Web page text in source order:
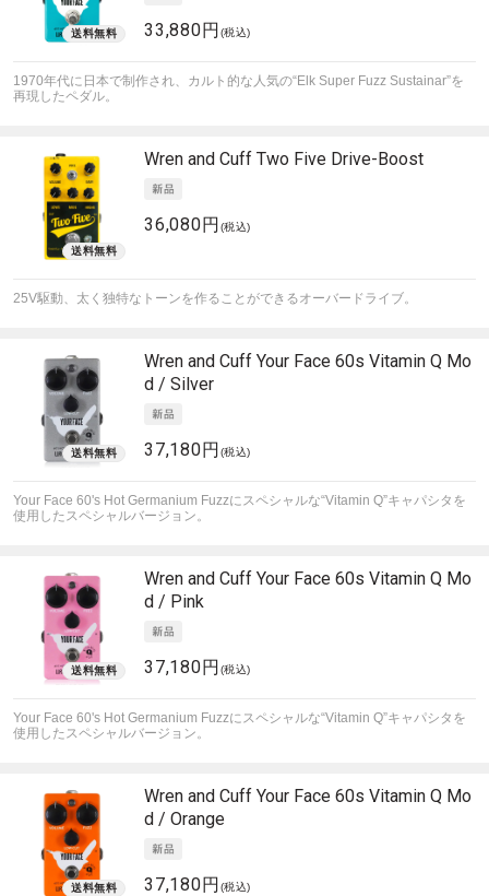
33,880円 (税込)
1970年代に日本で制作され、カルト的な人気の“Elk Super Fuzz Sustainar”を
再現したペダル。
Wren and Cuff Two Five Drive-Boost
36,080円 (税込)
25V駆動、太く独特なトーンを作ることができるオーバードライブ。
Wren and Cuff Your Face 60s Vitamin Q Mo
d / Silver
37,180円 (税込)
Your Face 60's Hot Germanium Fuzzにスペシャルな“Vitamin Q”キャパシタを
使用したスペシャルバージョン。
Wren and Cuff Your Face 60s Vitamin Q Mo
d / Pink
37,180円 (税込)
Your Face 60's Hot Germanium Fuzzにスペシャルな“Vitamin Q”キャパシタを
使用したスペシャルバージョン。
Wren and Cuff Your Face 60s Vitamin Q Mo
d / Orange
37,180円 (税込)